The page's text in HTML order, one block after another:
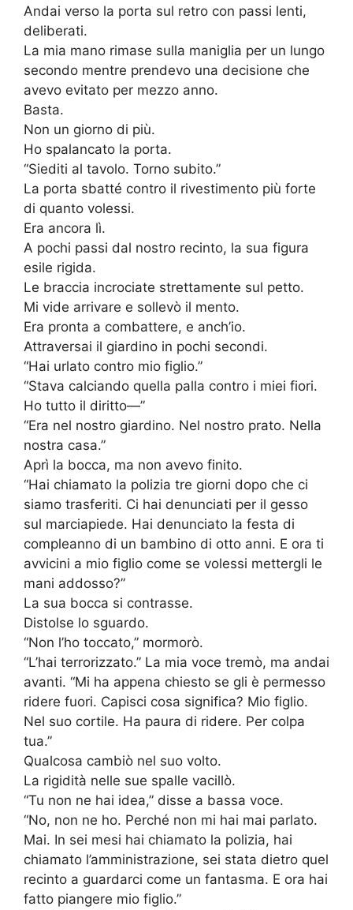
Andai verso la porta sul retro con passi lenti,
deliberati.
La mia mano rimase sulla maniglia per un lungo
secondo mentre prendevo una decisione che
avevo evitato per mezzo anno.
Basta.
Non un giorno di più.
Ho spalancato la porta.
“Siediti al tavolo. Torno subito.”
La porta sbatté contro il rivestimento più forte
di quanto volessi.
Era ancora lì.
A pochi passi dal nostro recinto, la sua figura
esile rigida.
Le braccia incrociate strettamente sul petto.
Mi vide arrivare e sollevò il mento.
Era pronta a combattere, e anch’io.
Attraversai il giardino in pochi secondi.
“Hai urlato contro mio figlio.”
“Stava calciando quella palla contro i miei fiori.
Ho tutto il diritto—”
“Era nel nostro giardino. Nel nostro prato. Nella
nostra casa.”
Aprì la bocca, ma non avevo finito.
“Hai chiamato la polizia tre giorni dopo che ci
siamo trasferiti. Ci hai denunciati per il gesso
sul marciapiede. Hai denunciato la festa di
compleanno di un bambino di otto anni. E ora ti
avvicini a mio figlio come se volessi mettergli le
mani addosso?”
La sua bocca si contrasse.
Distolse lo sguardo.
“Non l’ho toccato,” mormorò.
“L’hai terrorizzato.” La mia voce tremò, ma andai
avanti. “Mi ha appena chiesto se gli è permesso
ridere fuori. Capisci cosa significa? Mio figlio.
Nel suo cortile. Ha paura di ridere. Per colpa
tua.”
Qualcosa cambiò nel suo volto.
La rigidità nelle sue spalle vacillò.
“Tu non ne hai idea,” disse a bassa voce.
“No, non ne ho. Perché non mi hai mai parlato.
Mai. In sei mesi hai chiamato la polizia, hai
chiamato l’amministrazione, sei stata dietro quel
recinto a guardarci come un fantasma. E ora hai
fatto piangere mio figlio.”